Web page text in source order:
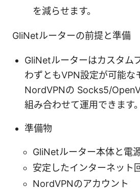
を減らせます。
GliNetルーターの前提と準備
GliNetルーターはカスタム
わずともVPN設定が可能な
NordVPNの Socks5/
組み合わせて運用できます。
準備物
GliNetルーター本体と電
安定したインターネット
NordVPNのアカウント